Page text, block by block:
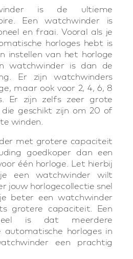
is de ultieme
Een watchwinder is
en fraai. Vooral als je
horloges hebt is
instellen van het horloge
watchwinder is dan de
Er zijn watchwinders
maar ook voor 2, 4, 6, 8
Er zijn zelfs zeer grote
geschikt zijn om 20 of
winden.
met grotere capaciteit
goedkoper dan een
één horloge. Let hierbij
een watchwinder wilt
jouw horlogecollectie snel
beter een watchwinder
grotere capaciteit. Een
is dat meerdere
automatische horloges in
een prachtig